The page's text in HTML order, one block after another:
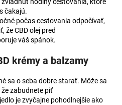
hodiny cestovania, ktoré
čakajú.
počas cestovania odpočívať,
že CBD olej pred
váš spánok.
krémy a balzamy
sa o seba dobre starať. Môže sa
zabudnete piť
je zvyčajne pohodlnejšie ako